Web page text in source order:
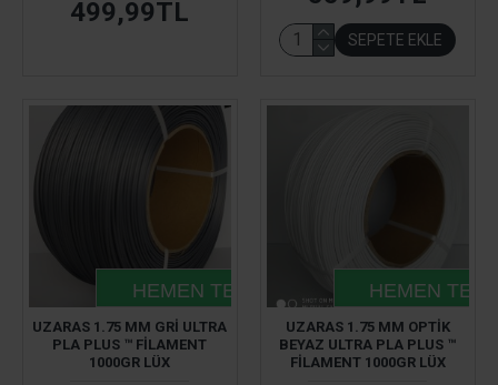
499,99TL
SEPETE EKLE
HEMEN TESLIM
UZARAS 1.75 MM GRI ULTRA
PLA PLUS ™ FILAMENT
1000GR LÜX
HEMEN
UZARAS 1.75 MM OPTIK
BEYAZ ULTRA PLA PLUS ™
FILAMENT 1000GR LÜX